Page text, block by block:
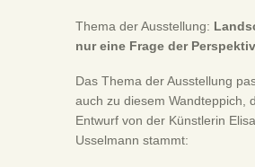
Thema der Ausstellung:
nur eine Frage der
Das Thema der Ausstellung
auch zu diesem Wandteppich,
Entwurf von der Künstlerin
Usselmann stammt: